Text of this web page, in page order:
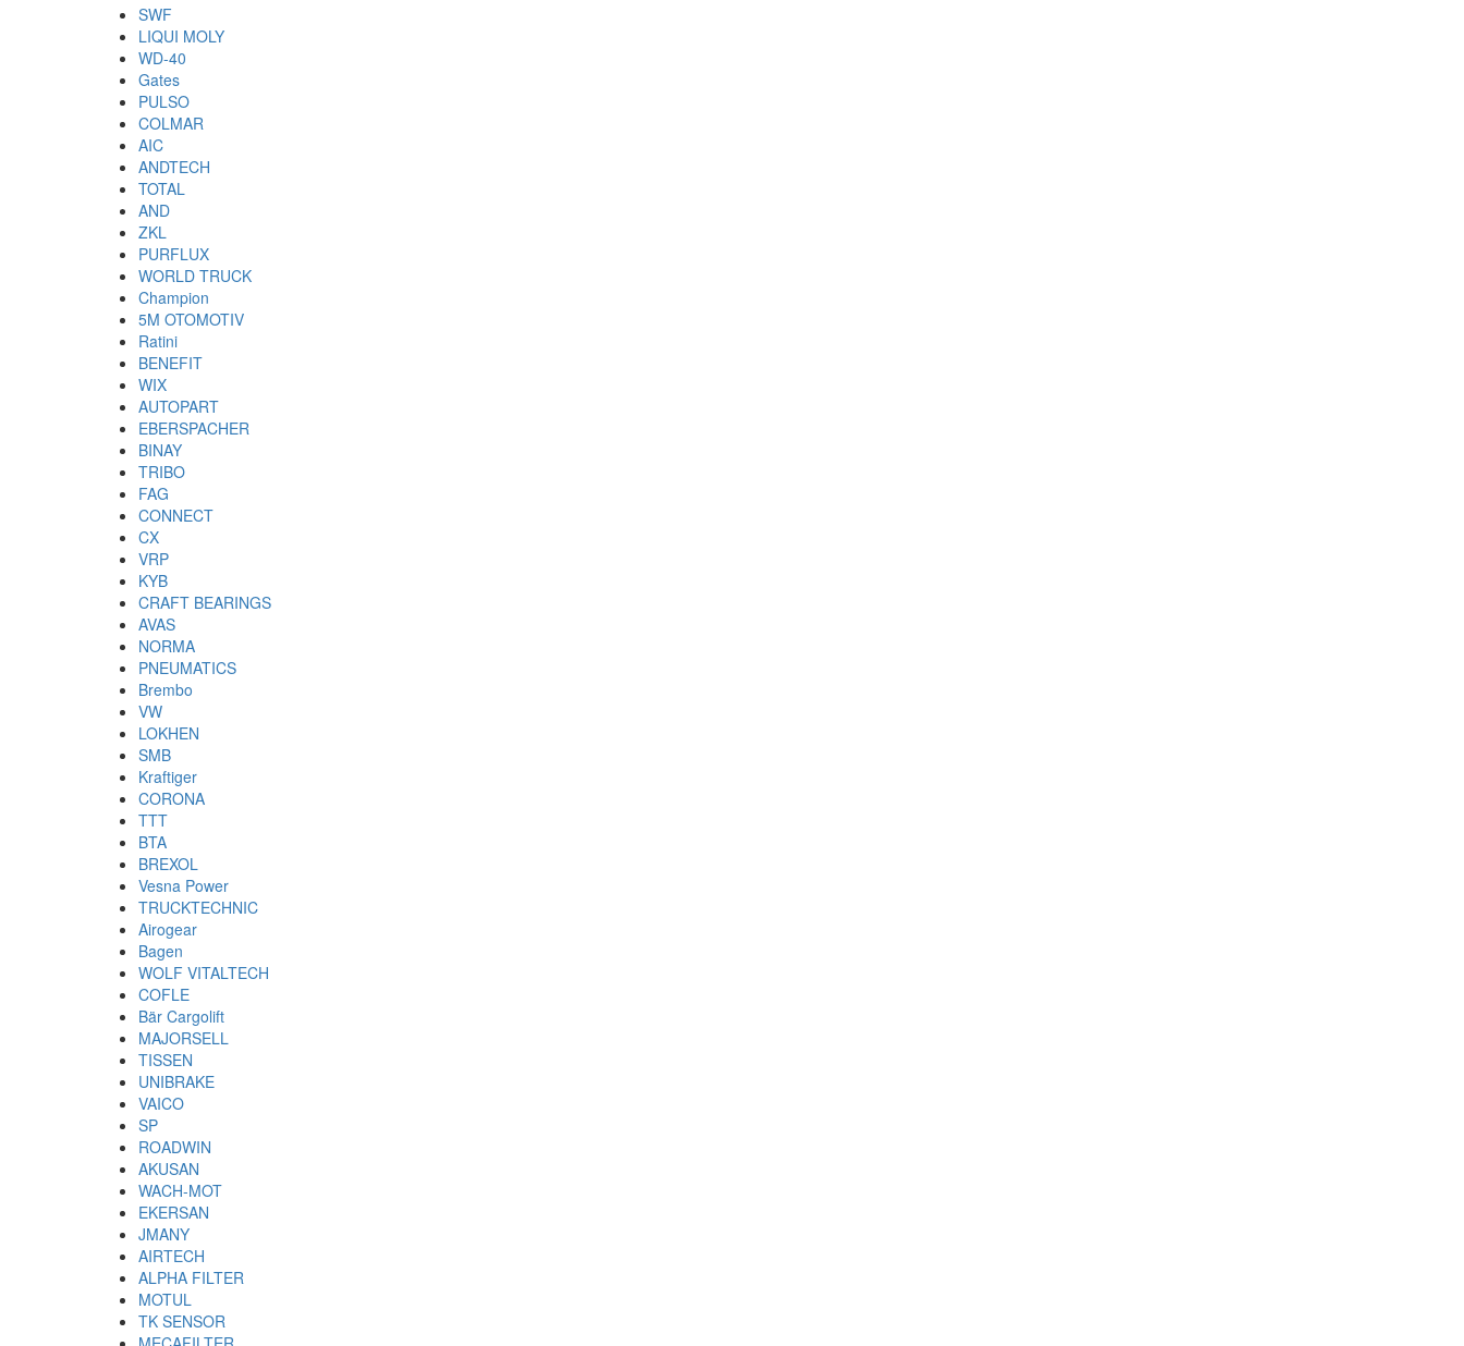
SWF
LIQUI MOLY
WD-40
Gates
PULSO
COLMAR
AIC
ANDTECH
TOTAL
AND
ZKL
PURFLUX
WORLD TRUCK
Champion
5M OTOMOTIV
Ratini
BENEFIT
WIX
AUTOPART
EBERSPACHER
BINAY
TRIBO
FAG
CONNECT
CX
VRP
KYB
CRAFT BEARINGS
AVAS
NORMA
PNEUMATICS
Brembo
VW
LOKHEN
SMB
Kraftiger
CORONA
TTT
BTA
BREXOL
Vesna Power
TRUCKTECHNIC
Airogear
Bagen
WOLF VITALTECH
COFLE
Bär Cargolift
MAJORSELL
TISSEN
UNIBRAKE
VAICO
SP
ROADWIN
AKUSAN
WACH-MOT
EKERSAN
JMANY
AIRTECH
ALPHA FILTER
MOTUL
TK SENSOR